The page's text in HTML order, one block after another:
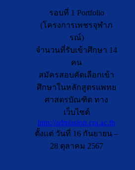
รอบที่ 1 Portfolio
(โครงการเพชรจุฬาภ
รณ์)
จำนวนที่รับเข้าศึกษา 14
คน
สมัครสอบคัดเลือกเข้า
ศึกษาในหลักสูตรแพทย
ศาสตรบัณฑิต ทาง
เว็บไซต์
http://admission.cra.ac.th
ตั้งเเต่ วันที่ 16 กันยายน –
28 ตุลาคม 2567